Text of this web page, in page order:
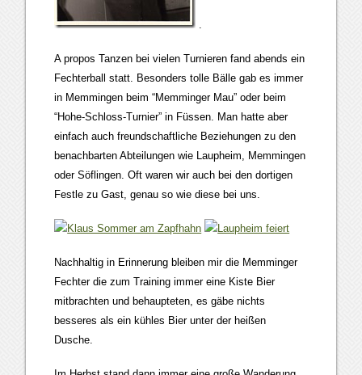
.
A propos Tanzen bei vielen Turnieren fand abends ein
Fechterball statt. Besonders tolle Bälle gab es immer
in Memmingen beim “Memminger Mau” oder beim
“Hohe-Schloss-Turnier” in Füssen. Man hatte aber
einfach auch freundschaftliche Beziehungen zu den
benachbarten Abteilungen wie Laupheim, Memmingen
oder Söflingen. Oft waren wir auch bei den dortigen
Festle zu Gast, genau so wie diese bei uns.
Nachhaltig in Erinnerung bleiben mir die Memminger
Fechter die zum Training immer eine Kiste Bier
mitbrachten und behaupteten, es gäbe nichts
besseres als ein kühles Bier unter der heißen
Dusche.